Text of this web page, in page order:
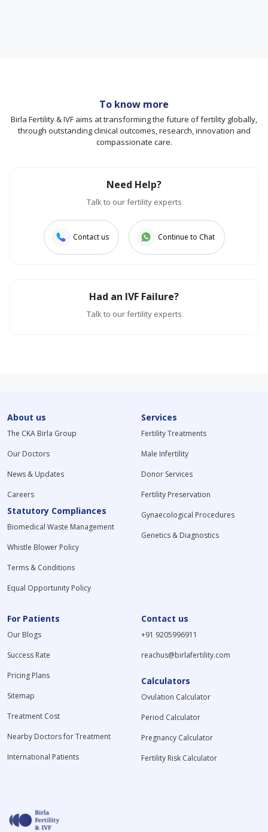
To know more
Birla Fertility & IVF aims at transforming the future of fertility globally,
through outstanding clinical outcomes, research, innovation and
compassionate care.
Need Help?
Talk to our fertility experts
Contact us Continue to Chat
Had an IVF Failure?
Talk to our fertility experts
About us
The CKA Birla Group
Our Doctors
News & Updates
Careers
Statutory Compliances
Biomedical Waste Management
Whistle Blower Policy
Terms & Conditions
Equal Opportunity Policy
Services
Fertility Treatments
Male Infertility
Donor Services
Fertility Preservation
Gynaecological Procedures
Genetics & Diagnostics
For Patients
Our Blogs
Success Rate
Pricing Plans
Sitemap
Treatment Cost
Nearby Doctors for Treatment
International Patients
Contact us
+91 9205996911
reachus@birlafertility.com
Calculators
Ovulation Calculator
Period Calculator
Pregnancy Calculator
Fertility Risk Calculator